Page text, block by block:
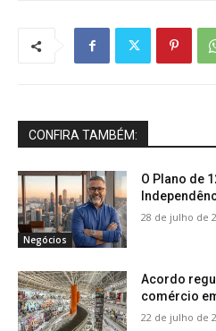
CONFIRA TAMBÉM:
Negócios
O Plano de
28 de julho de
Acordo
comércio
22 de julho de